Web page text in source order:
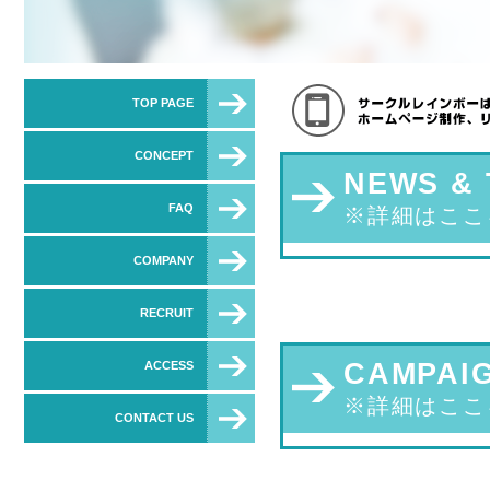
NEWS &
※詳細はここ
※詳細はここ
TOP PAGE
CONCEPT
FAQ
COMPANY
RECRUIT
ACCESS
CONTACT US